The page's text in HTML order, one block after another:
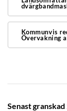
Kommunvis
Övervakning
Senast granskad